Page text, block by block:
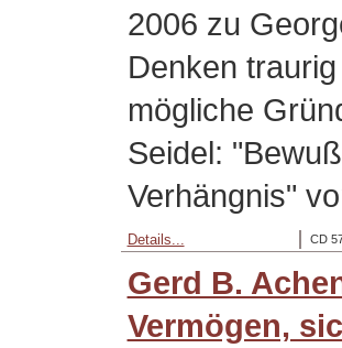
2006 zu
Denken
mögliche
Seidel:
Verhängnis"
CD
Details...
Gerd B.
Vermögen,